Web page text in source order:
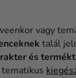
vagy
talál
és